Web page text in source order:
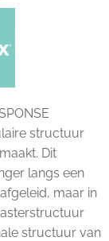
structuur
Dit
langs een
maar in
structuur van